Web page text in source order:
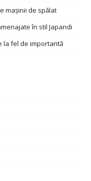
mașinii de spălat
în stil Japandi
la fel de importantă